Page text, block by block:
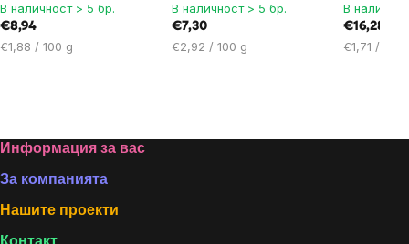
В наличност > 5 бр.
€8,94
Цена
€1,88 / 100 g
В наличност > 5 бр.
€7,30
Цена
€2,92 / 100 g
В
€16,28
Цена
€1,71 / 100
Footer
Информация за вас
За компанията
Нашите проекти